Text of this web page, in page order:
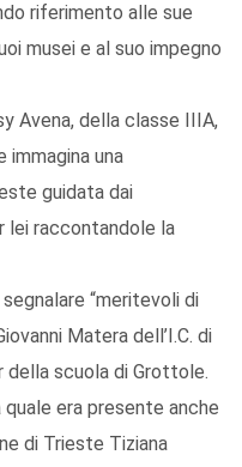
riferimento alle sue
musei e al suo impegno
Avena, della classe IIIA,
una
guidata dai
lei raccontandole la
“meritevoli di
Matera dell’I.C. di
della scuola di Grottole.
quale era presente anche
di Trieste Tiziana